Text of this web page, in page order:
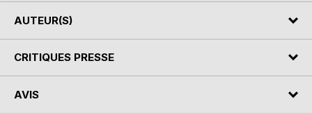
AUTEUR(S)
CRITIQUES PRESSE
AVIS